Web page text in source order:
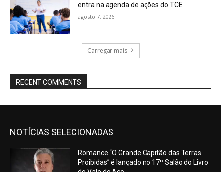
entra na agenda de ações do TCE
agosto 7, 2026
Carregar mais
RECENT COMMENTS
NOTÍCIAS SELECIONADAS
Romance “O Grande Capitão das Terras
Proibidas” é lançado no 17º Salão do Livro